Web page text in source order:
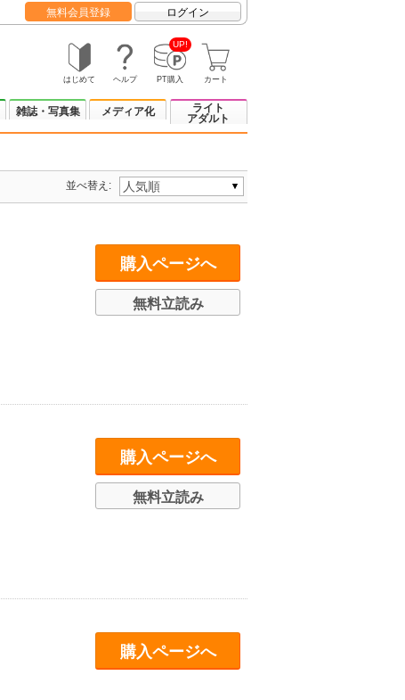
無料会員登録 ログイン
はじめて ヘルプ
UP!
PT購入 カート
雑誌・写真集 メディア化
ライト
アダルト
並べ替え:
購入ページへ
無料立読み
購入ページへ
無料立読み
購入ページへ